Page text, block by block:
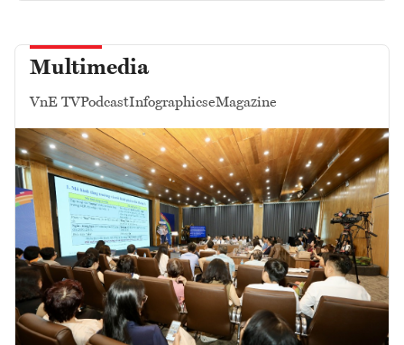
Multimedia
VnE TVPodcastInfographicseMagazine